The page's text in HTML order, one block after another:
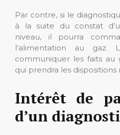
Par contre, si le
à la suite du constat
niveau, il pourra
l’alimentation au gaz.
communiquer les faits au
qui prendra les dispositions
Intérêt de
d’un